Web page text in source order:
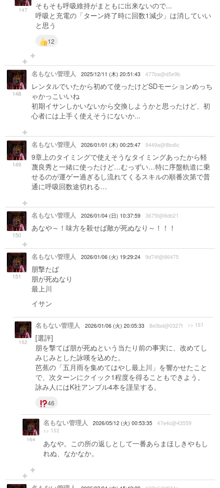
147
そもそも呼吸維持がまともに出来ないので...
呼吸と充電の「ターン終了時に回数1減少」は消していい
と思う
12
148
名もない管理人 2025/12/11 (木) 20:51:43 477ba@d5e9b
レンタルでいたから初めて使ったけどSDモーションめっち
ゃかっこいいね
初期イサンしかいないから交換しようかと思ったけど、初
心者には上手く使えそうにないか...
149
名もない管理人 2026/01/01 (木) 00:25:47 9449a@8bc6c
9章上のタイミングで使えそうなタイミングあったから軽
蔑良秀と一緒に使ったけど…むっずい…特に序盤軌道に乗
せるのが運ゲー過ぎるし流れてくるスキルの順番次第で普
通に呼吸回数途切れる…
150
名もない管理人 2026/01/04 (日) 10:37:59 3675f@8db21
あなや～！味方を殺せば敵が死ぬなり～！！！
151
名もない管理人 2026/01/06 (火) 19:29:24 9d74f@86475
朋撃たば
朋が死ぬなり
最上川
イサン
152
名もない管理人 2026/01/06 (火) 20:05:33 8e0bd@0327f >> 151
[選評]
朋を撃てば朋が死ぬという当たり前の事実に、改めてし
みじみとした詠嘆を込めた。
芭蕉の「五月雨を集めてはやし最上川」を響かせたこと
で、次ターンにクイック1程度を得ることもできよう。
詠み人にはK社アンプル4本を謹呈する。
46
164
名もない管理人 2026/05/12 (火) 00:53:35 47e4c@43559
>> 152
あなや。この所の返しとして一番あらまほしきやもし
れぬ、なかなか。